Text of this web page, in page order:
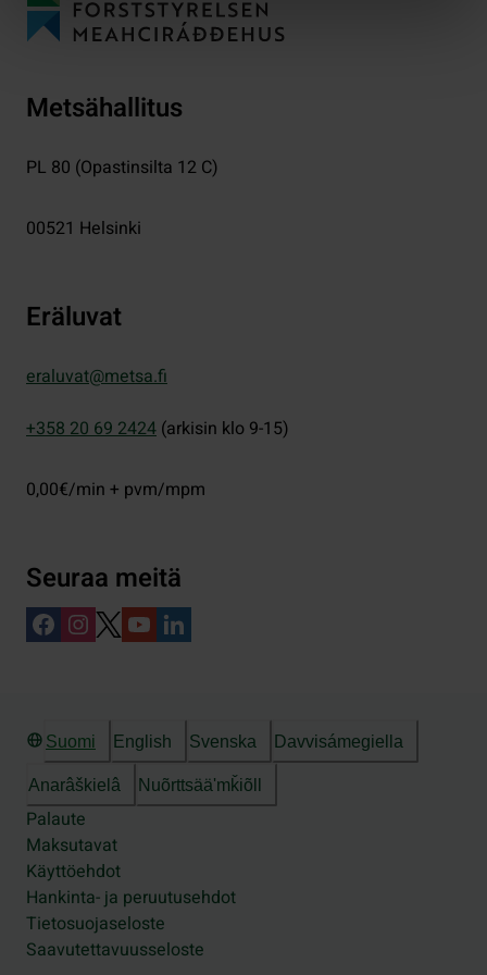
Metsähallitus
PL 80 (Opastinsilta 12 C)
00521 Helsinki
Eräluvat
eraluvat@metsa.fi
+358 20 69 2424 (arkisin klo 9-15)
0,00€/min + pvm/mpm
Seuraa meitä
Suomi English Svenska Davvisámegiella
Anarâškielâ Nuõrttsääʹmǩiõll
Palaute
Maksutavat
Käyttöehdot
Hankinta- ja peruutusehdot
Tietosuojaseloste
Saavutettavuusseloste